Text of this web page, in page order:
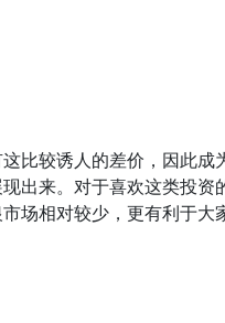
比较诱人的差价，因此成
出来。对于喜欢这类投
场相对较少，更有利于大